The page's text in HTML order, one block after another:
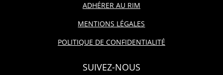
ADHÉRER AU RIM
MENTIONS LÉGALES
POLITIQUE DE CONFIDENTIALITÉ
SUIVEZ-NOUS